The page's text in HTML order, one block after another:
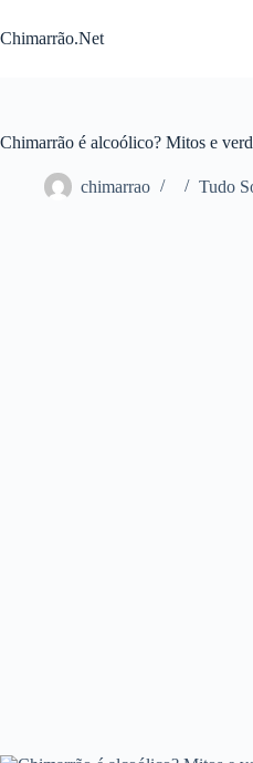
para
o
Chimarrão.Net
Chimarrão é alcoólico? Mitos e
chimarrao Tudo